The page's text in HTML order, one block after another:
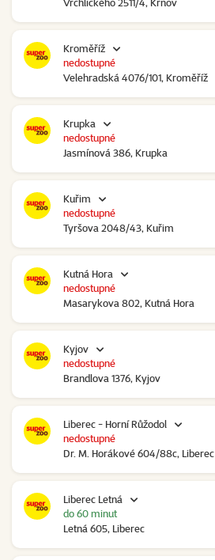
Kroměříž
Velehradská 4076/101, Kroměříž
nedostupné
Krupka
Jasmínová 386, Krupka
nedostupné
Kuřim
Tyršova 2048/43, Kuřim
nedostupné
Kutná Hora
Masarykova 802, Kutná Hora
nedostupné
Kyjov
Brandlova 1376, Kyjov
nedostupné
Liberec - Horní Růžodol
Dr. M. Horákové 604/88c, Liberec
nedostupné
Liberec Letná
Letná 605, Liberec
do 60 minut